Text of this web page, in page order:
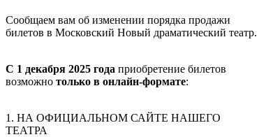
Сообщаем вам об изменении порядка продажи
билетов в Московский Новый драматический театр.
С 1 декабря 2025 года приобретение билетов
возможно только в онлайн‑формате:
1. НА ОФИЦИАЛЬНОМ САЙТЕ НАШЕГО
ТЕАТРА